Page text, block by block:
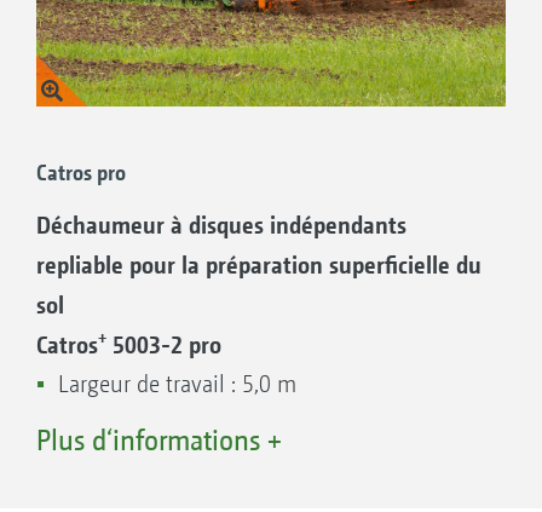
pour laisser un sol ouvert non rappuyé.
L'incorporation parfaite du lisier dans le sol
avec le Catros pro AMAZONE permet de
d'épandage du lisier.
Avantages du Catros avec pack pro
Catros pro
Déchaumeur à disques indépendants
repliable pour la préparation superficielle du
sol
Catros+ 5003-2 pro
Largeur de travail : 5,0 m
Répartiteur SynCult DMX Vogelsang : DMX
Plus d‘informations +